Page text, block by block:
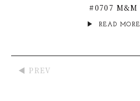
#0707 M&M
READ MORE
◀ PREV